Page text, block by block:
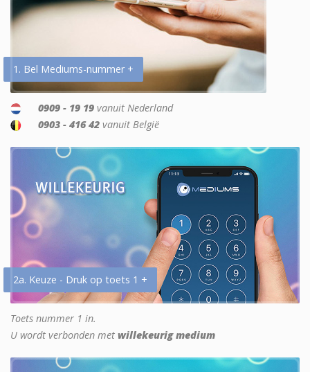
1. Bel Mediums-nummer +
0909 - 19 19 vanuit Nederland
0903 - 416 42 vanuit België
2a. Keuze - Druk op toets 1 +
Toets nummer 1 in.
U wordt verbonden met willekeurig medium